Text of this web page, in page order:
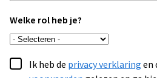
Welke rol heb je?
Ik heb de privacy verklaringen